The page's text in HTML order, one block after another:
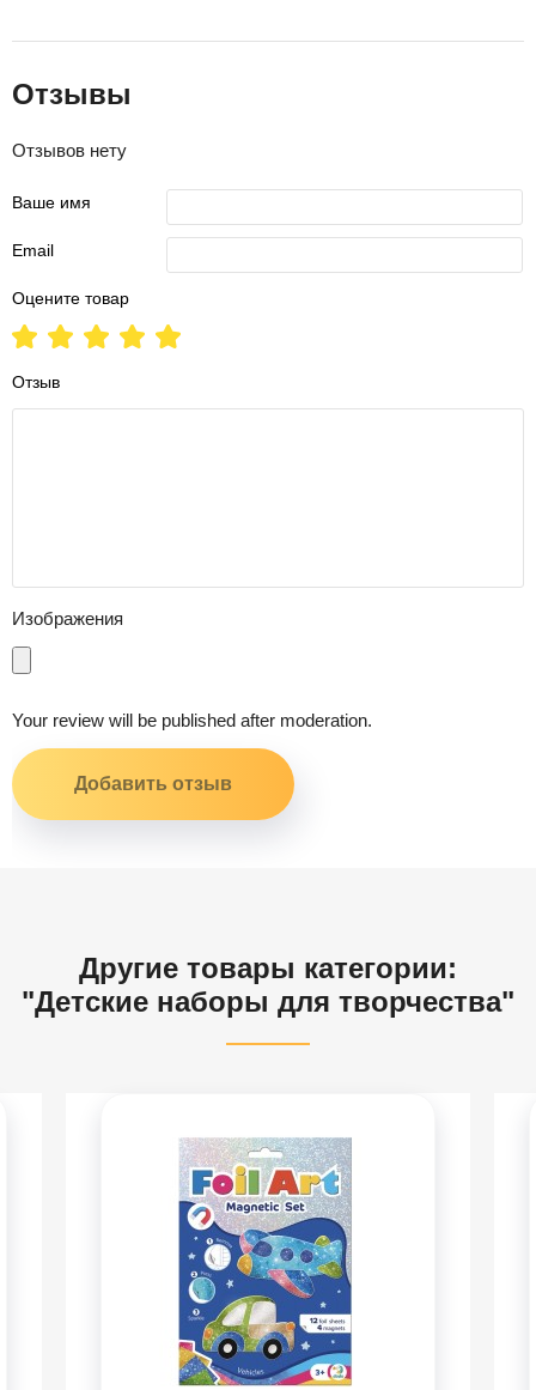
Отзывы
Отзывов нету
Ваше имя
Email
Оцените товар
Отзыв
Изображения
Your review will be published after moderation.
Другие товары категории:
"Детские наборы для творчества"